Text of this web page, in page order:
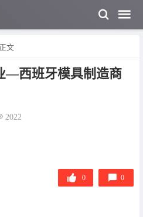
文
—西班牙模具制造商
2022
0 0